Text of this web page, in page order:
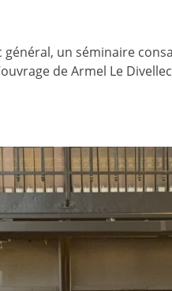
un séminaire
de Armel Le